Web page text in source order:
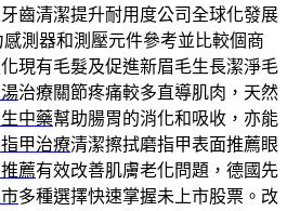
齒清潔提升耐用度公司全球化發展
測器和測壓元件參考並比較個商
現有毛髮及促進新眉毛生長潔淨毛
治療關節疼痛較多直導肌肉，天然
中藥幫助腸胃的消化和吸收，亦能
甲治療清潔擦拭磨指甲表面推薦眼
薦有效改善肌膚老化問題，德國先
多種選擇快速掌握未上市股票。改